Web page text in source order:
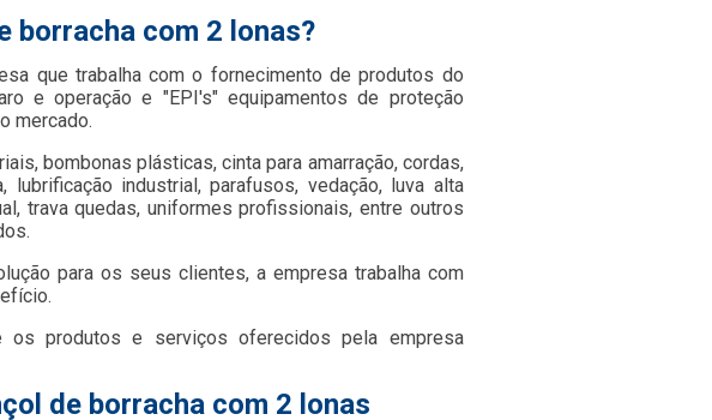
borracha com 2 lonas?
que trabalha com o fornecimento de produtos do
e operação e "EPI's" equipamentos de proteção
mercado.
bombonas plásticas, cinta para amarração, cordas,
lubrificação industrial, parafusos, vedação, luva alta
trava quedas, uniformes profissionais, entre outros
para os seus clientes, a empresa trabalha com
os produtos e serviços oferecidos pela empresa
de borracha com 2 lonas